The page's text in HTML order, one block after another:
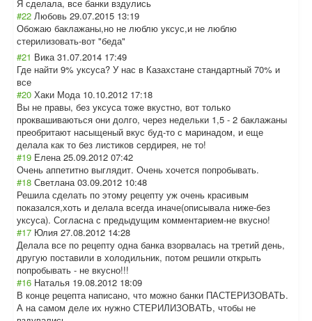
Я сделала, все банки вздулись
#22 Любовь 29.07.2015 13:19
Обожаю баклажаны,но не люблю уксус,и не люблю
стерилизовать-вот "беда"
#21 Вика 31.07.2014 17:49
Где найти 9% уксуса? У нас в Казахстане стандартный 70% и
все
#20 Хаки Мода 10.10.2012 17:18
Вы не правы, без уксуса тоже вкустно, вот только
проквашиваються они долго, через недельки 1,5 - 2 баклажаны
преобритают насыщеный вкус буд-то с маринадом, и еще
делала как то без листиков сердирея, не то!
#19 Елена 25.09.2012 07:42
Очень аппетитно выглядит. Очень хочется попробывать.
#18 Светлана 03.09.2012 10:48
Решила сделать по этому рецепту уж очень красивым
показался,хоть и делала всегда иначе(описывала ниже-без
уксуса). Согласна с предыдущим комментарием-не вкусно!
#17 Юлия 27.08.2012 14:28
Делала все по рецепту одна банка взорвалась на третий день,
другую поставили в холодильник, потом решили открыть
попробывать - не вкусно!!!
#16 Наталья 19.08.2012 18:09
В конце рецепта написано, что можно банки ПАСТЕРИЗОВАТЬ.
А на самом деле их нужно СТЕРИЛИЗОВАТЬ, чтобы не